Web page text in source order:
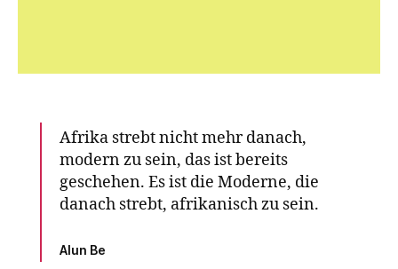
Alun Be
-
Eine fotografische Darstellung der
afrikanischen Moderne
Afrika strebt nicht mehr danach,
modern zu sein, das ist bereits
geschehen. Es ist die Moderne, die
danach strebt, afrikanisch zu sein.
Alun Be